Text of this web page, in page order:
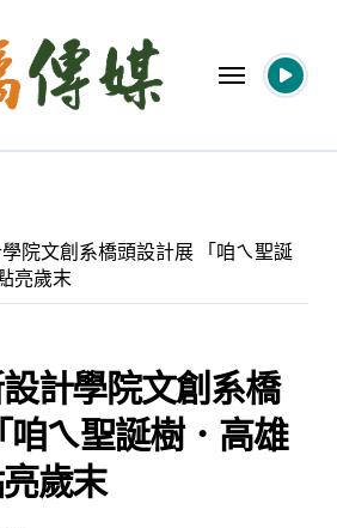
院文創系橋頭設計展 「咱ㄟ聖誕
亮歲末
計學院文創系橋
咱ㄟ聖誕樹．高雄
歲末